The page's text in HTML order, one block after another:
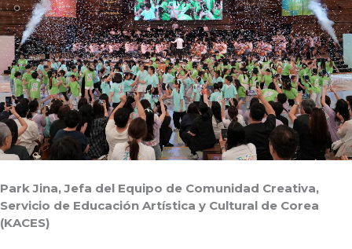
Park Jina, Jefa del Equipo de Comunidad Creativa,
Servicio de Educación Artística y Cultural de Corea
(KACES)